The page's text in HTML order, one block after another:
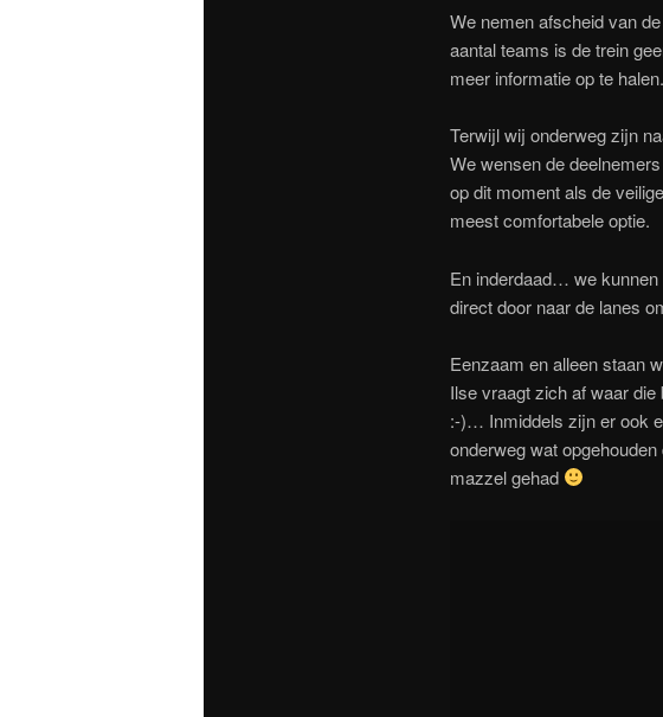
We nemen afscheid van
aantal teams is de trein
meer informatie op te halen.
Terwijl wij onderweg zijn
We wensen de
op dit moment als de
meest comfortabele optie.
En inderdaad… we kunnen
direct door naar de lanes
Eenzaam en alleen staan
Ilse vraagt zich af waar
:-)… Inmiddels zijn er ook
onderweg wat
mazzel gehad